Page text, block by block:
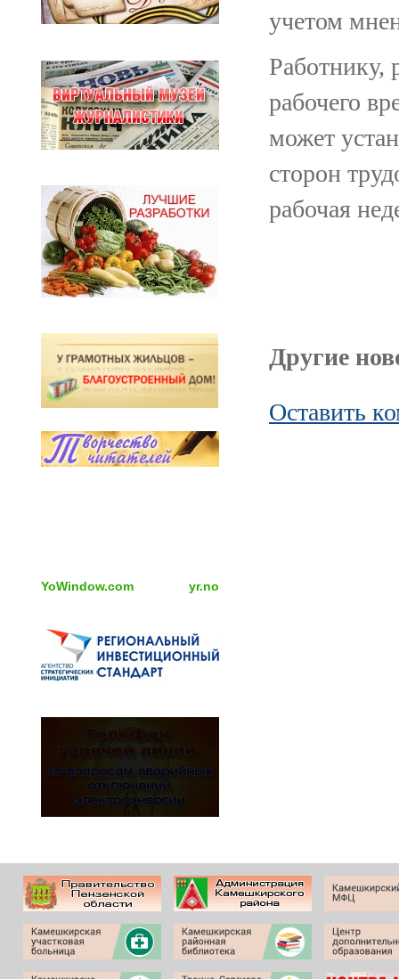
YoWindow.com yr.no
учетом
Работнику,
рабочего
может
сторон
рабочая
Другие
Оставить